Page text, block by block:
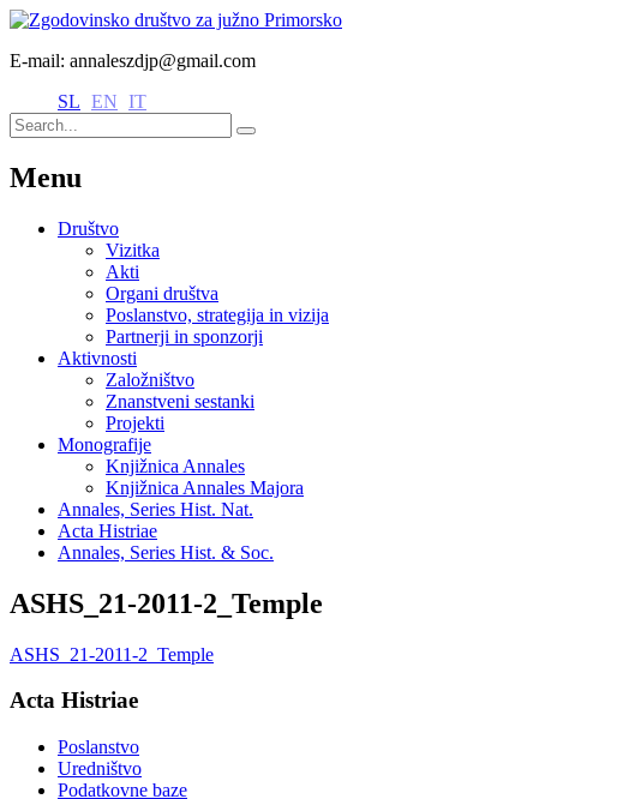
E-mail: annaleszdjp@gmail.com
SL EN IT
Menu
Društvo
Vizitka
Akti
Organi društva
Poslanstvo, strategija in vizija
Partnerji in sponzorji
Aktivnosti
Založništvo
Znanstveni sestanki
Projekti
Monografije
Knjižnica Annales
Knjižnica Annales Majora
Annales, Series Hist. Nat.
Acta Histriae
Annales, Series Hist. & Soc.
ASHS_21-2011-2_Temple
ASHS_21-2011-2_Temple
Acta Histriae
Poslanstvo
Uredništvo
Podatkovne baze